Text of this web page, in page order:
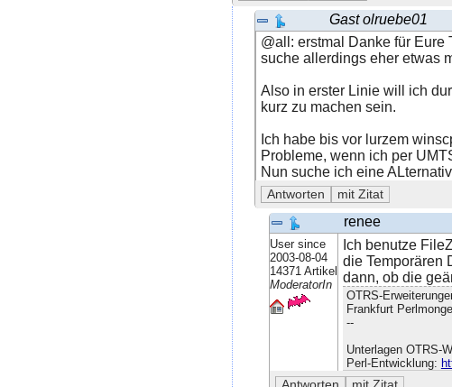
Gast olruebe01
@all: erstmal Danke für
suche allerdings eher etwas
Also in erster Linie will ich
kurz zu machen sein.
Ich habe bis vor lurzem
Probleme, wenn ich per
Nun suche ich eine
renee
User since
2003-08-04
14371 Artikel
ModeratorIn
Ich benutze
die Temporären
dann, ob die
OTRS-
Frankfurt
--
Unterlagen OTRS-
Perl-Entwicklung: